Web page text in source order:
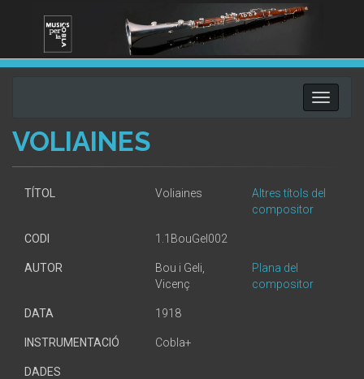
Toggle
VOLIAINES
TÍTOL Voliaines
Altres títols del
compositor
CODI 1.1BouGel002
AUTOR
Bou i Geli,
Vicenç
Plana del
compositor
DATA 1918
INSTRUMENTACIÓ Cobla+
DADES